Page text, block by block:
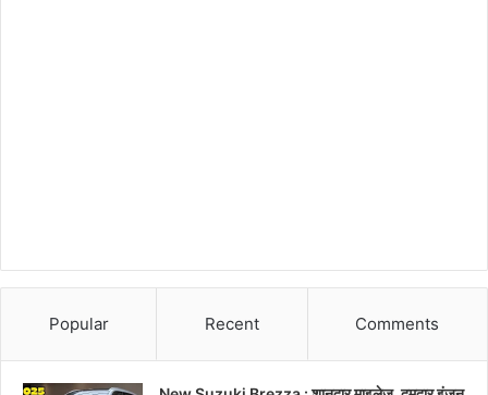
Popular Recent Comments